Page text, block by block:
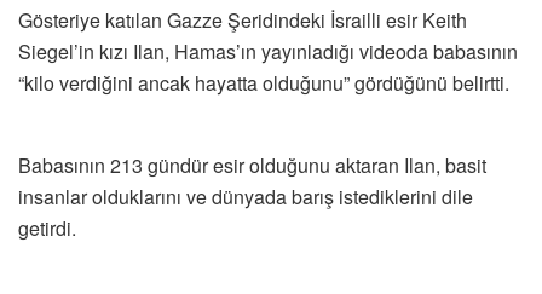
Gösteriye katılan Gazze Şeridindeki İsrailli esir Keith
Siegel’in kızı Ilan, Hamas’ın yayınladığı videoda babasının
“kilo verdiğini ancak hayatta olduğunu” gördüğünü belirtti.
Babasının 213 gündür esir olduğunu aktaran Ilan, basit
insanlar olduklarını ve dünyada barış istediklerini dile
getirdi.